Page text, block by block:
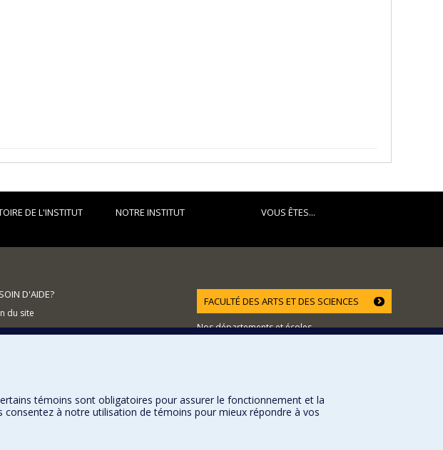
DE L'INSTITUT NOTRE INSTITUT VOUS ÊTES...
D'AIDE?
du site
une erreur
FACULTÉ DES ARTS ET DES SCIENCES
Nos départements et écoles
témoins sont obligatoires pour assurer le fonctionnement et la
consentez à notre utilisation de témoins pour mieux répondre à vos